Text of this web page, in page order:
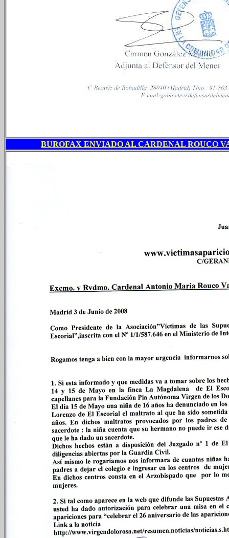
BUROFAX ENVIADO AL CARDENAL ROUCO